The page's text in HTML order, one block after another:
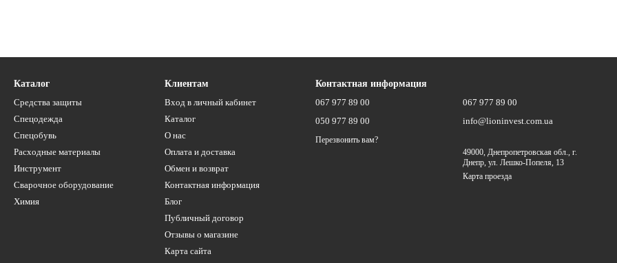
Каталог
Средства защиты
Спецодежда
Спецобувь
Расходные материалы
Инструмент
Сварочное оборудование
Химия
Клиентам
Вход в личный кабинет
Каталог
О нас
Оплата и доставка
Обмен и возврат
Контактная информация
Блог
Публичный договор
Отзывы о магазине
Карта сайта
Контактная информация
067 977 89 00
050 977 89 00
Перезвонить вам?
067 977 89 00
info@lioninvest.com.ua
49000, Днепропетровская обл., г.
Днепр, ул. Лешко-Попеля, 13
Карта проезда